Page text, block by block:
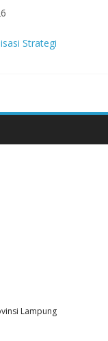
Strategi
Lampung
Digelar
Bersinergi
Lampung